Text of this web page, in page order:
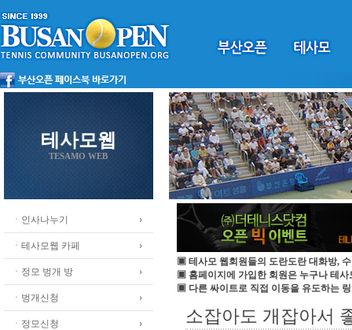
테사모웹
TESAMO WEB
ㆍ인사나누기
ㆍ테사모웹 카페
ㆍ정모 벙개 방
ㆍ벙개신청
ㆍ정모신청
▣ 테사모 웹회원들의 도란도란 대화방,
▣ 홈페이지에 가입한 회원은 누구나 테사
▣ 다른 싸이트로 직접 이동을 유도하는
소잡아도 개잡아서